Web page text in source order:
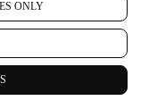
ONLYadministratives
vous, telles que la
vérifications, la
de la fraude,
nos systèmes, la
Occasionnellement,